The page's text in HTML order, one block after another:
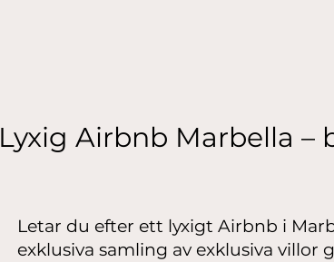
Lyxig Airbnb Marbella
Letar du efter ett lyxigt Airbnb i
exklusiva samling av exklusiva